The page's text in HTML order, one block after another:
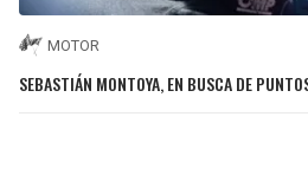
MOTOR
SEBASTIÁN MONTOYA, EN BUSCA DE